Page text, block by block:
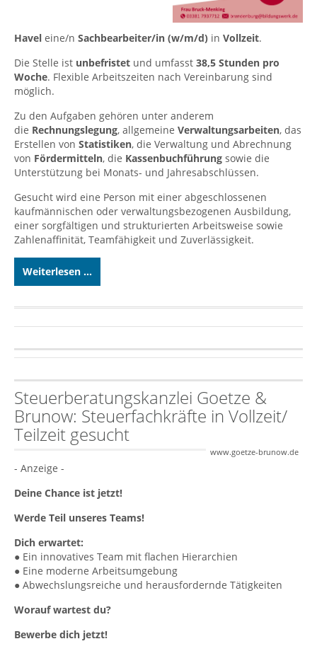
Havel eine/n Sachbearbeiter/in (w/m/d) in Vollzeit.
Die Stelle ist unbefristet und umfasst 38,5 Stunden pro
Woche. Flexible Arbeitszeiten nach Vereinbarung sind
möglich.
Zu den Aufgaben gehören unter anderem
die Rechnungslegung, allgemeine Verwaltungsarbeiten, das
Erstellen von Statistiken, die Verwaltung und Abrechnung
von Fördermitteln, die Kassenbuchführung sowie die
Unterstützung bei Monats- und Jahresabschlüssen.
Gesucht wird eine Person mit einer abgeschlossenen
kaufmännischen oder verwaltungsbezogenen Ausbildung,
einer sorgfältigen und strukturierten Arbeitsweise sowie
Zahlenaffinität, Teamfähigkeit und Zuverlässigkeit.
Weiterlesen ...
Steuerberatungskanzlei Goetze &
Brunow: Steuerfachkräfte in Vollzeit/
Teilzeit gesucht
www.goetze-brunow.de
- Anzeige -
Deine Chance ist jetzt!
Werde Teil unseres Teams!
Dich erwartet:
● Ein innovatives Team mit flachen Hierarchien
● Eine moderne Arbeitsumgebung
● Abwechslungsreiche und herausfordernde Tätigkeiten
Worauf wartest du?
Bewerbe dich jetzt!